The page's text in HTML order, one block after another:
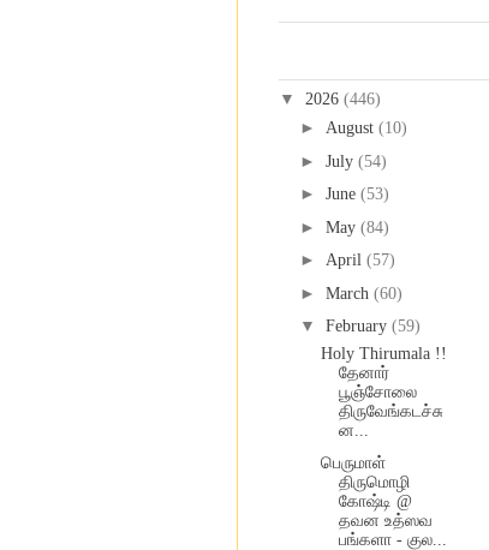
▼ 2026 (446)
► August (10)
► July (54)
► June (53)
► May (84)
► April (57)
► March (60)
▼ February (59)
Holy Thirumala !!
தேனார்
பூஞ்சோலை
திருவேங்கடச்சு
ன...
பெருமாள்
திருமொழி
கோஷ்டி @
தவன உத்ஸவ
பங்களா - குல...